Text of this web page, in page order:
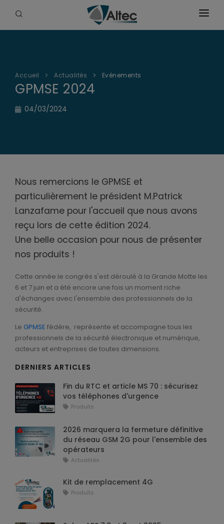
Accueil
Solutions & vidéos
Sirènes Radio
Sirènes intérieures
Sirène et diffuseur de messages vocaux
Sirènes extérieures
Alimentations
Accueil Actualités Evénements
GPMSE 2024
04/03/2024
Nous remercions le GPMSE et
particulièrement le président M.Patrick
Lanzafame pour l'accueil que nous avons
reçu lors de cette édition 2024.
Une belle occasion pour nous de présenter
nos produits !
Cette année le congrès s'est déroulé à la Grande Motte les
6 et 7 juin et a été encore une fois un moment riche
d'échanges avec l'ensemble des professionnels de la
sécurité.
Le GPMSE fédère, représente et accompagne tous les
professionnels de la sécurité électronique et numérique,
acteurs et entreprises de toutes dimensions.
DERNIERS ARTICLES
Fin du RTC et article MS 70 : sécurisez
vos téléphones d'urgence
Produits
2026 marquera la fermeture définitive
du réseau GSM 2G pour l'ensemble des
opérateurs
Actualités
Kit de remplacement 4G
Produits